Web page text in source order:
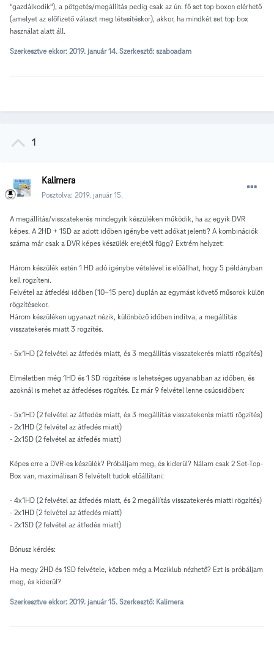
"gazdálkodik"), a pötgetés/megállítás pedig csak az ún. fő set top boxon elérhető
(amelyet az előfizető választ meg létesítéskor), akkor, ha mindkét set top box
használat alatt áll.
Szerkesztve ekkor: 2019. január 14. Szerkesztő: szaboadam
1
Kalimera
Posztolva: 2019. január 15.
A megállítás/visszatekerés mindegyik készüléken működik, ha az egyik DVR
képes. A 2HD + 1SD az adott időben igénybe vett adókat jelenti? A kombinációk
száma már csak a DVR képes készülék erejétől függ? Extrém helyzet:
Három készülék estén 1 HD adó igénybe vételével is előállhat, hogy 5 példányban
kell rögzíteni.
Felvétel az átfedési időben (10-15 perc) duplán az egymást követő műsorok külön
rögzítésekor.
Három készüléken ugyanazt nézik, különböző időben indítva, a megállítás
visszatekerés miatt 3 rögzítés.
- 5x1HD (2 felvétel az átfedés miatt, és 3 megállítás visszatekerés miatti rögzítés)
Elméletben még 1HD és 1 SD rögzítése is lehetséges ugyanabban az időben, és
azoknál is mehet az átfedéses rögzítés. Ez már 9 felvétel lenne csúcsidőben:
- 5x1HD (2 felvétel az átfedés miatt, és 3 megállítás visszatekerés miatti rögzítés)
- 2x1HD (2 felvétel az átfedés miatt)
- 2x1SD (2 felvétel az átfedés miatt)
Képes erre a DVR-es készülék? Próbáljam meg, és kiderül? Nálam csak 2 Set-Top-
Box van, maximálisan 8 felvételt tudok előállítani:
- 4x1HD (2 felvétel az átfedés miatt, és 2 megállítás visszatekerés miatti rögzítés)
- 2x1HD (2 felvétel az átfedés miatt)
- 2x1SD (2 felvétel az átfedés miatt)
Bónusz kérdés:
Ha megy 2HD és 1SD felvétele, közben még a Moziklub nézhető? Ezt is próbáljam
meg, és kiderül?
Szerkesztve ekkor: 2019. január 15. Szerkesztő: Kalimera